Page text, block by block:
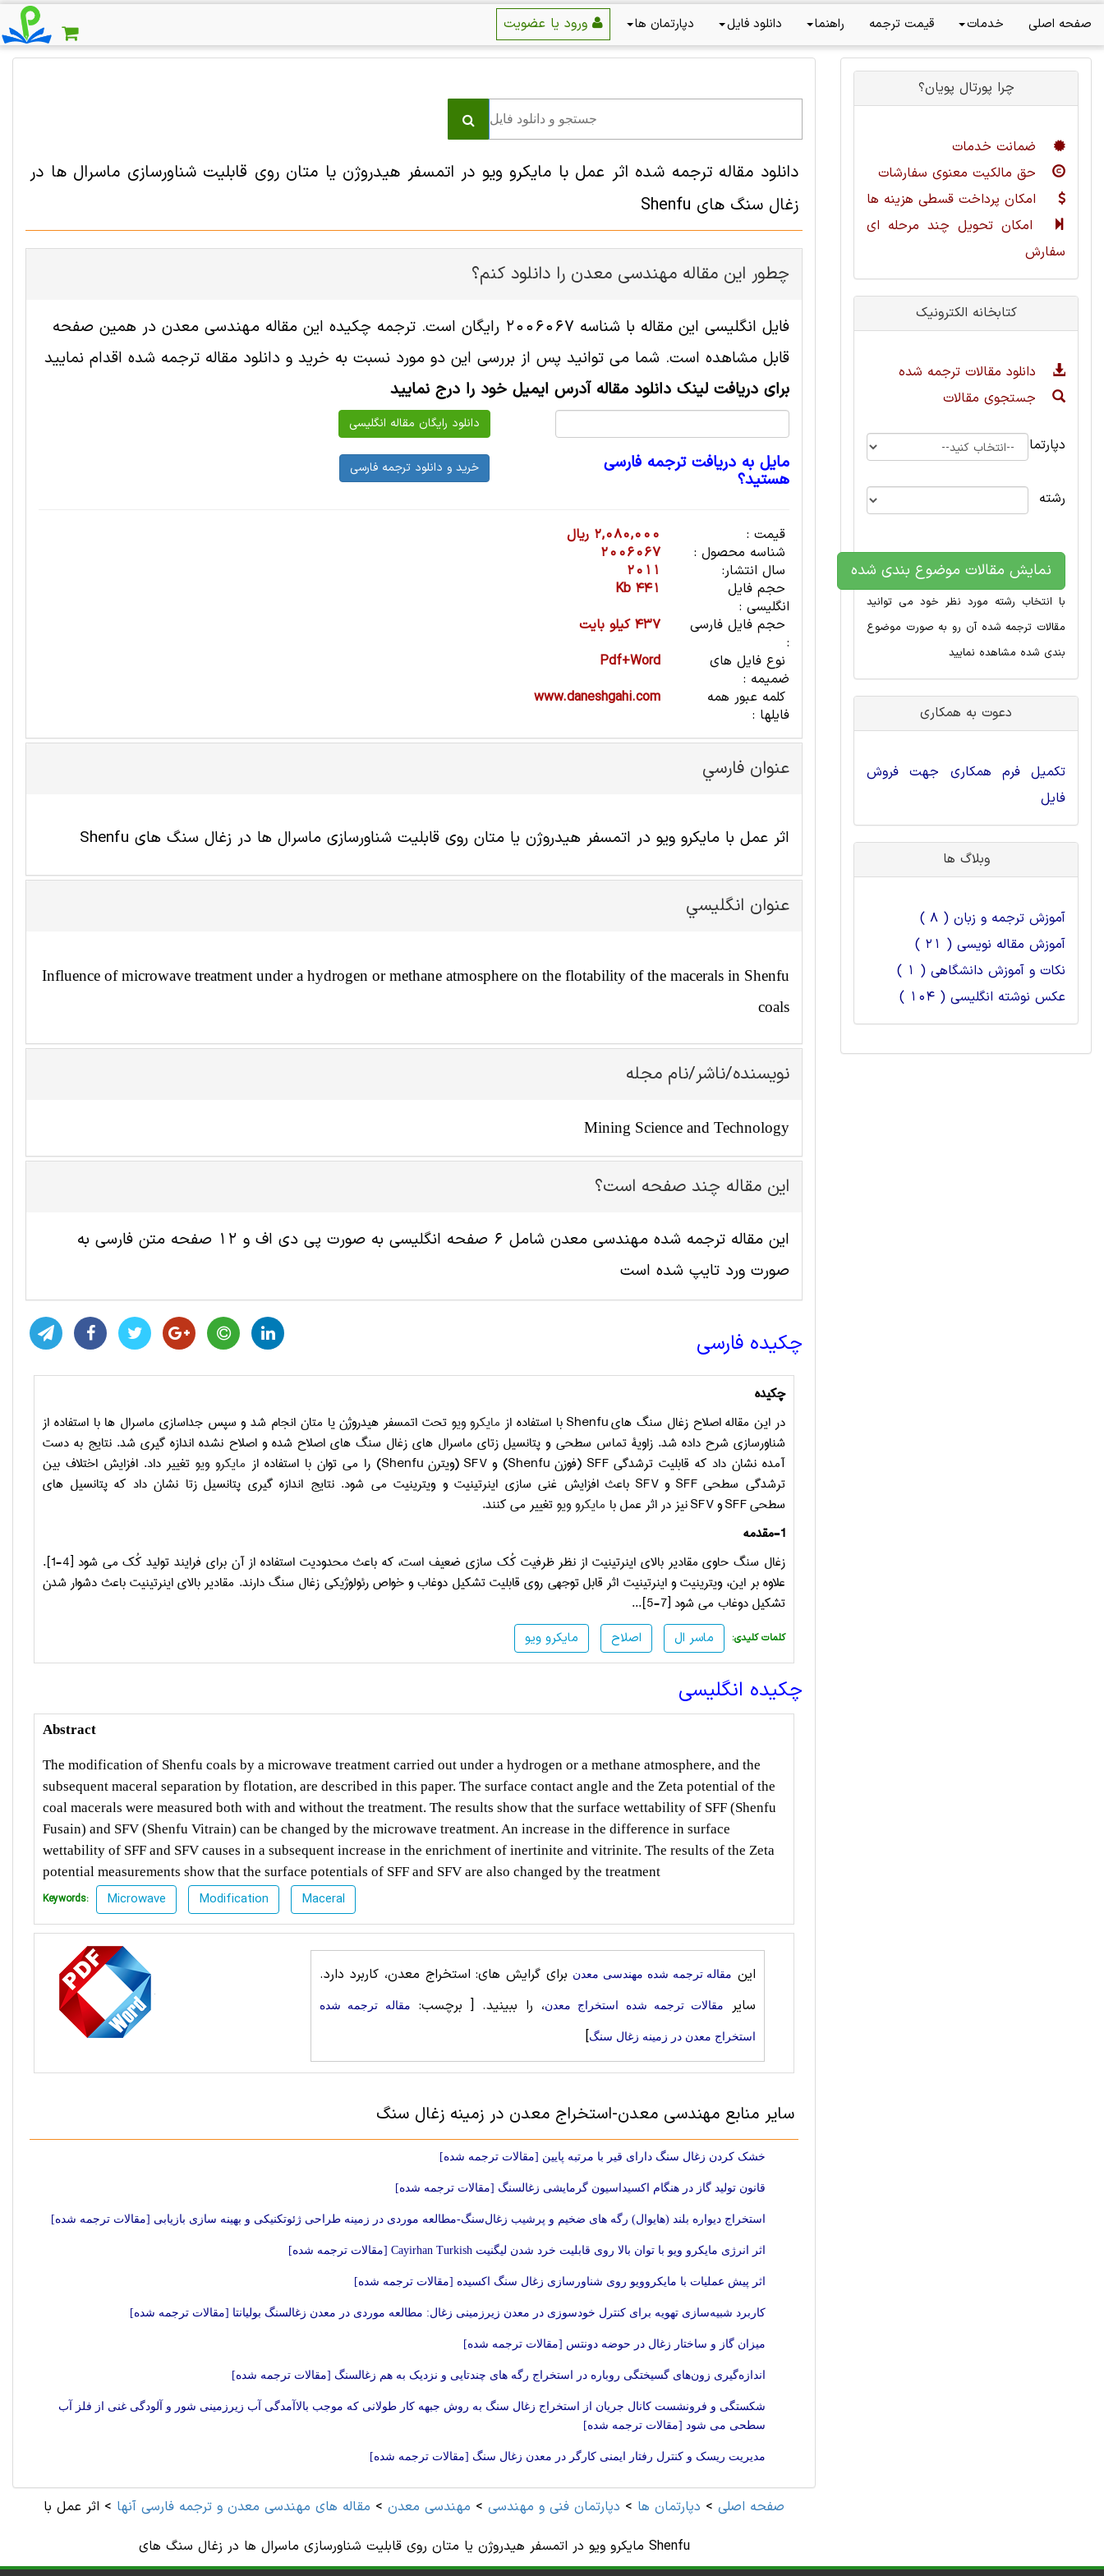
صفحه اصلی خدمات قیمت ترجمه راهنما دانلود فایل دپارتمان ها
دانلود مقاله ترجمه شده اثر عمل با مایکرو ویو در اتمسفر هیدروژن یا متان روی قابلیت شناورسازی ماسرال ها در
زغال سنگ های Shenfu
چطور این مقاله مهندسی معدن را دانلود کنم؟
فایل انگلیسی این مقاله با شناسه 2006067 رایگان است. ترجمه چکیده این مقاله مهندسی معدن در همین صفحه
قابل مشاهده است. شما می توانید پس از بررسی این دو مورد نسبت به خرید و دانلود مقاله ترجمه شده اقدام نمایید
برای دریافت لینک دانلود مقاله آدرس ایمیل خود را درج نمایید
مایل به دریافت ترجمه فارسی
هستید؟
قیمت :
2,080,000 ریال
شناسه محصول :
2006067
سال انتشار:
2011
حجم فایل
انگلیسی :
441 Kb
حجم فایل فارسی
:
437 کیلو بایت
نوع فایل های
ضمیمه :
Pdf+Word
کلمه عبور همه
فایلها :
www.daneshgahi.com
عنوان فارسي
اثر عمل با مایکرو ویو در اتمسفر هیدروژن یا متان روی قابلیت شناورسازی ماسرال ها در زغال سنگ های Shenfu
عنوان انگليسي
Influence of microwave treatment under a hydrogen or methane atmosphere on the flotability of the macerals in Shenfu
coals
نویسنده/ناشر/نام مجله
Mining Science and Technology
این مقاله چند صفحه است؟
این مقاله ترجمه شده مهندسی معدن شامل 6 صفحه انگلیسی به صورت پی دی اف و 12 صفحه متن فارسی به
صورت ورد تایپ شده است
چکیده فارسی
چکیده
در این مقاله اصلاح زغال سنگ­ هایShenfuبا استفاده از مایکرو ویو تحت اتمسفر هیدروژن یا متان انجام شد و سپس جداسازی ماسرال­ ها با استفاده از
شناورسازی شرح داده شد. زاویة تماس سطحی و پتانسیل زتای ماسرال­ های زغال سنگ­ های اصلاح شده و اصلاح نشده اندازه ­گیری شد. نتایج به دست
آمده نشان داد که قابلیت ترشدگی SFF (فوزن Shenfu) و SFV (ویترن Shenfu) را می­ توان با استفاده از مایکرو ویوتغییر داد. افزایش اختلاف بین
ترشدگی سطحی SFF و SFV باعث افزایش غنی­ سازی اینرتینیت و ویترینیت می­ شود. نتایج اندازه ­گیری پتانسیل زتا نشان داد که پتانسیل­ های
سطحیSFFوSFVنیز در اثر عمل با مایکرو ویوتغییر می­ کنند.
1-مقدمه
زغال سنگ حاوی مقادیر بالای اینرتینیت از نظر ظرفیت کُک­ سازی ضعیف است، که باعث محدودیت استفاده از آن برای فرایند تولید کُک می­ شود [1-4]
.
علاوه بر این، ویترینیت و اینرتینیت اثر قابل توجهی روی قابلیت تشکیل دوغاب و خواص رئولوژیکی زغال سنگ دارند. مقادیر بالای اینرتینیت باعث دشوار شدن
تشکیل دوغاب می­ شود[5-7]
...
مایکرو ویو اصلاح ماسر ال :کلمات کلیدی
چکیده انگلیسی
Abstract
The modification of Shenfu coals by a microwave treatment carried out under a hydrogen or a methane atmosphere, and the
subsequent maceral separation by flotation, are described in this paper. The surface contact angle and the Zeta potential of the
coal macerals were measured both with and without the treatment. The results show that the surface wettability of SFF (Shenfu
Fusain) and SFV (Shenfu Vitrain) can be changed by the microwave treatment. An increase in the difference in surface
wettability of SFF and SFV causes in a subsequent increase in the enrichment of inertinite and vitrinite. The results of the Zeta
potential measurements show that the surface potentials of SFF and SFV are also changed by the treatment
Keywords: Microwave Modification Maceral
این مقاله ترجمه شده مهندسی معدن برای گرایش های: استخراج معدن، کاربرد دارد.
سایر
مقالات ترجمه شده استخراج معدن، را ببینید.[ برچسب: مقاله ترجمه شده
استخراج معدن در زمینه زغال سنگ]
سایر منابع مهندسی معدن-استخراج معدن در زمینه زغال سنگ
خشک کردن زغال سنگ دارای قیر با مرتبه پایین [مقالات ترجمه شده]
قانون تولید گاز در هنگام اکسیداسیون گرمایشی زغالسنگ [مقالات ترجمه شده]
استخراج دیواره بلند (هایوال) رگه های ضخیم و پرشیب زغال‌سنگ-مطالعه موردی در زمینه طراحی ژئوتکنیکی و بهینه سازی بازیابی [مقالات ترجمه شده]
اثر انرژی مایکرو ویو با توان بالا روی قابلیت خرد شدن لیگنیت Cayirhan Turkish [مقالات ترجمه شده]
اثر پیش عملیات با مایکروویو روی شناورسازی زغال سنگ اکسیده [مقالات ترجمه شده]
کاربرد شبیه‌سازی تهویه برای کنترل خودسوزی در معدن زیرزمینی زغال: مطالعه موردی در معدن زغالسنگ بولیانتا [مقالات ترجمه شده]
میزان گاز و ساختار زغال در حوضه دونتس [مقالات ترجمه شده]
اندازه‌گیری زون‌های گسیختگی روباره در استخراج رگه های چندتایی و نزدیک به هم زغالسنگ [مقالات ترجمه شده]
شکستگی و فرونشست کانال جریان از استخراج زغال سنگ به روش جبهه کار طولانی که موجب بالاآمدگی آب زیرزمینی شور و آلودگی غنی از فلز آب
سطحی می شود [مقالات ترجمه شده]
مدیریت ریسک و کنترل رفتار ایمنی کارگر در معدن زغال سنگ [مقالات ترجمه شده]
صفحه اصلی > دپارتمان ها > دپارتمان فنی و مهندسی > مهندسی معدن > مقاله های مهندسی معدن و ترجمه فارسی آنها > اثر عمل با
مایکرو ویو در اتمسفر هیدروژن یا متان روی قابلیت شناورسازی ماسرال ها در زغال سنگ های Shenfu
چرا پورتال پویان؟
ضمانت خدمات
حق مالکیت معنوی سفارشات
امکان پرداخت قسطی هزینه ها
امکان تحویل چند مرحله ای
سفارش
کتابخانه الکترونیک
دانلود مقالات ترجمه شده
جستجوی مقالات
دپارتمان
رشته
نمایش مقالات موضوع بندی شده
با انتخاب رشته مورد نظر خود می توانید
مقالات ترجمه شده آن رو به صورت موضوع
بندی شده مشاهده نمایید
دعوت به همکاری
تکمیل فرم همکاری جهت فروش
فایل
وبلاگ ها
آموزش ترجمه و زبان ( 8 )
آموزش مقاله نویسی ( 21 )
نکات و آموزش دانشگاهی ( 1 )
عکس نوشته انگلیسی ( 104 )